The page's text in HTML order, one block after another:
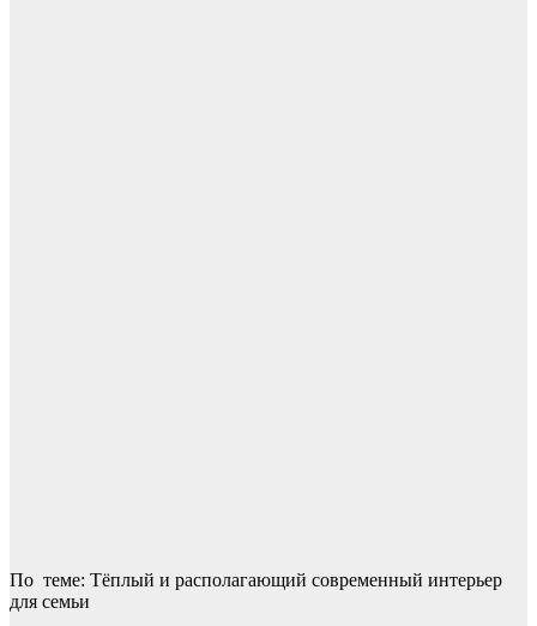
По теме: Тёплый и располагающий современный интерьер
для семьи